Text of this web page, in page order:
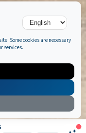
Some cookies are necessary
services.